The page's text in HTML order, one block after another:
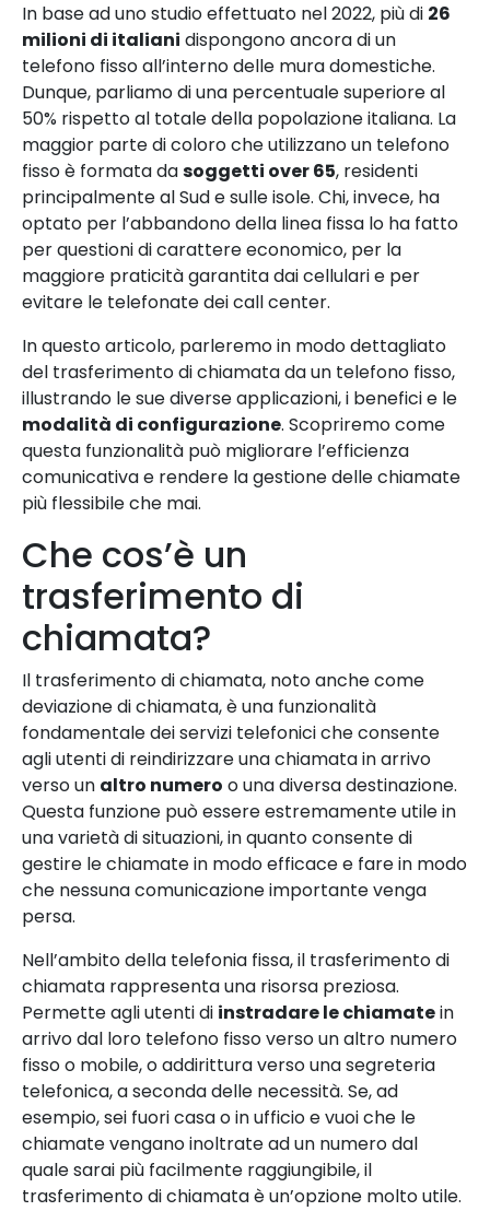
In base ad uno studio effettuato nel 2022, più di 26
milioni di italiani dispongono ancora di un
telefono fisso all’interno delle mura domestiche.
Dunque, parliamo di una percentuale superiore al
50% rispetto al totale della popolazione italiana. La
maggior parte di coloro che utilizzano un telefono
fisso è formata dasoggetti over 65, residenti
principalmente al Sud e sulle isole. Chi, invece, ha
optato per l’abbandono della linea fissa lo ha fatto
per questioni di carattere economico, per la
maggiore praticità garantita dai cellulari e per
evitare le telefonate dei call center.
In questo articolo, parleremo in modo dettagliato
del trasferimento di chiamata da un telefono fisso,
illustrando le sue diverse applicazioni, i benefici e le
modalità di configurazione. Scopriremo come
questa funzionalità può migliorare l’efficienza
comunicativa e rendere la gestione delle chiamate
più flessibile che mai.
Che cos’è un
trasferimento di
chiamata?
Il trasferimento di chiamata, noto anche come
deviazione di chiamata, è una funzionalità
fondamentale dei servizi telefonici che consente
agli utenti di reindirizzare una chiamata in arrivo
verso un altro numero o una diversa destinazione.
Questa funzione può essere estremamente utile in
una varietà di situazioni, in quanto consente di
gestire le chiamate in modo efficace e fare in modo
che nessuna comunicazione importante venga
persa.
Nell’ambito della telefonia fissa, il trasferimento di
chiamata rappresenta una risorsa preziosa.
Permette agli utenti di instradare le chiamatein
arrivo dal loro telefono fisso verso un altro numero
fisso o mobile, o addirittura verso una segreteria
telefonica, a seconda delle necessità. Se, ad
esempio, sei fuori casa o in ufficio e vuoi che le
chiamate vengano inoltrate ad un numero dal
quale sarai più facilmente raggiungibile, il
trasferimento di chiamata è un’opzione molto utile.